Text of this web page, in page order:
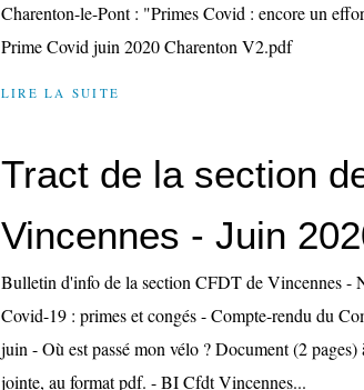
Charenton-le-Pont : "Primes Covid : encore un
Prime Covid juin 2020 Charenton V2.pdf
LIRE LA SUITE
Tract de la section
Vincennes - Juin
Bulletin d'info de la section CFDT de Vincennes -
Covid-19 : primes et congés - Compte-rendu du
juin - Où est passé mon vélo ? Document (2 pages)
jointe, au format pdf. - BI Cfdt Vincennes...